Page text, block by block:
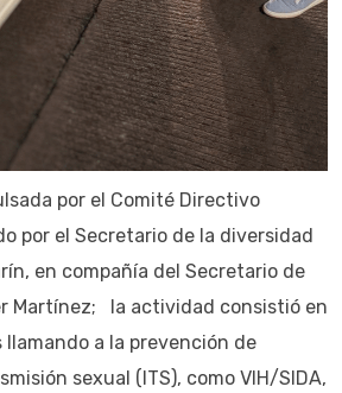
por el Comité Directivo
por el Secretario de la diversidad
en compañía del Secretario de
Martínez; la actividad consistió en
a la prevención de
sexual (ITS), como VIH/SIDA,